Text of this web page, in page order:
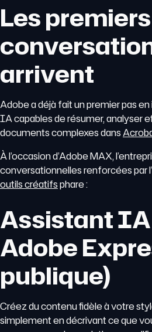
Les
arrivent
Adobe a déjà fait un premier pas
IA capables de résumer, analyser
documents complexes dans
À l’occasion d’Adobe MAX,
conversationnelles renforcées par
outils créatifsphare :
Assistant
Adobe
publique)
Créez du contenu fidèle à votre
simplement en décrivant ce que